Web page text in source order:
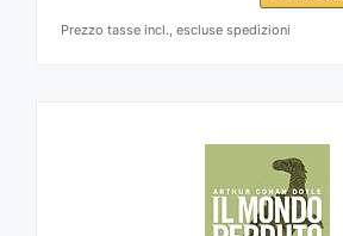
Prezzo tasse incl., escluse spedizioni